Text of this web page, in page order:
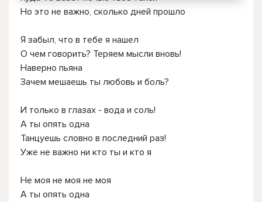
Но это не важно, сколько дней прошло
Я забыл, что в тебе я нашел
О чем говорить? Теряем мысли вновь!
Наверно пьяна
Зачем мешаешь ты любовь и боль?
И только в глазах - вода и соль!
А ты опять одна
Танцуешь словно в последний раз!
Уже не важно ни кто ты и кто я
Не моя не моя не моя
А ты опять одна